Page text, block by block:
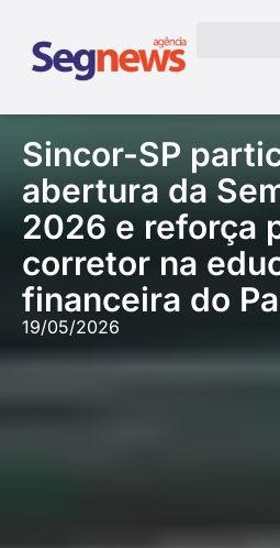
Sincor-SP
abertura da
2026 e reforça
corretor na
financeira do
19/05/2026